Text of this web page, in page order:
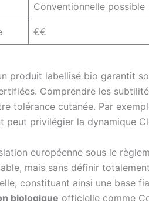
Conventionnelle possible
€€
produit labellisé bio garantit
Comprendre les
tolérance cutanée. Par
peut privilégier la dynamique
européenne sous le
mais sans définir
constituant ainsi une
biologique officielle comme